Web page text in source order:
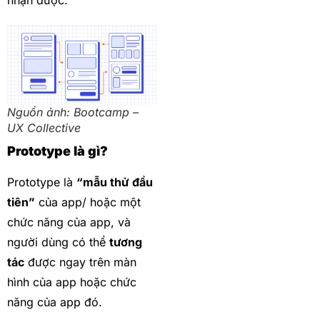
Nguồn ảnh: Bootcamp –
UX Collective
Prototype là gì?
Prototype là “mẫu thử đầu
tiên” của app/ hoặc một
chức năng của app, và
người dùng có thể tương
tác được ngay trên màn
hình của app hoặc chức
năng của app đó.